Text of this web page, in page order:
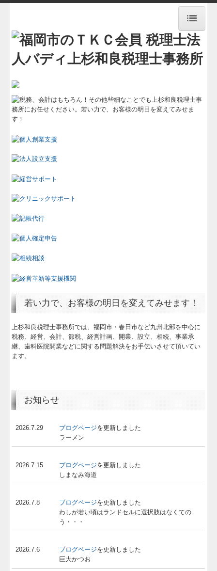
HOME
事務所概要
料金体系
業務案内
おしらせ
交通案内
若い力で、お客様の明日を変えてみせます！
上杉和良税理士事務所では、福岡市・春日市など九州北部を中心に
税務、経営、会計、節税、経営計画、開業、設立、相続、事業承
継、歯科医院開業などに関する問題解決をお手伝いさせて頂いてい
ます。
お知らせ
2026.7.29 ブログページを更新しました
ラーメン
2026.7.15 ブログページを更新しました
しまなみ海道
2026.7.8 ブログページを更新しました
わしが若い頃はランドセルに選択肢はなくての
う・・・
2026.7.6 ブログページを更新しました
巨大かつお